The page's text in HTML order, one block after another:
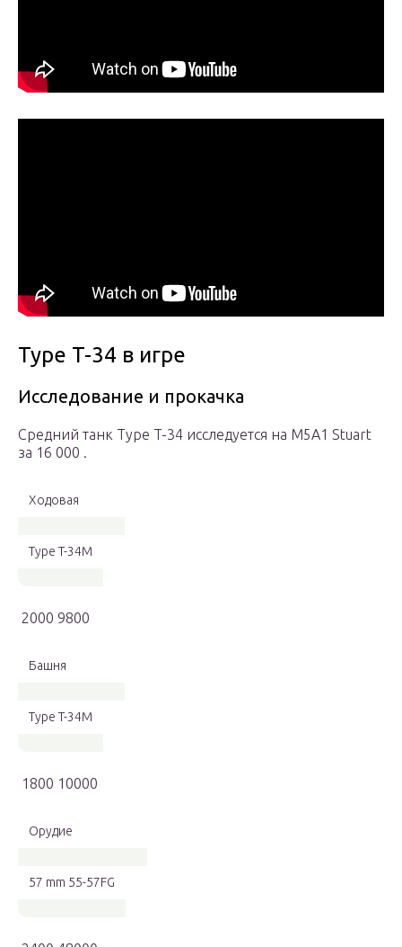
Type T-34 в игре
Исследование и прокачка
Средний танк Type T-34 исследуется на M5A1 Stuart
за 16 000 .
Ходовая
Type T-34M
2000 9800
Башня
Type T-34M
1800 10000
Орудие
57 mm 55-57FG